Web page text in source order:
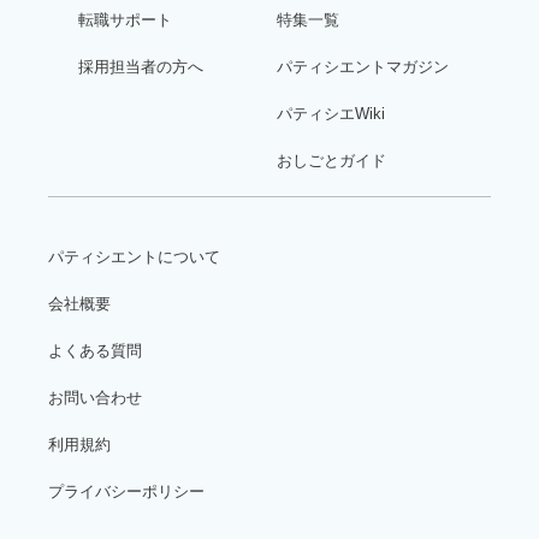
転職サポート
採用担当者の方へ
特集一覧
パティシエントマガジン
パティシエWiki
おしごとガイド
パティシエントについて
会社概要
よくある質問
お問い合わせ
利用規約
プライバシーポリシー